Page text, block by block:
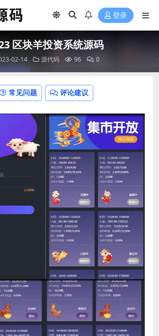
登录
区块羊投资系统源码
02-14 源代码 96 0
常见问题 评论建议